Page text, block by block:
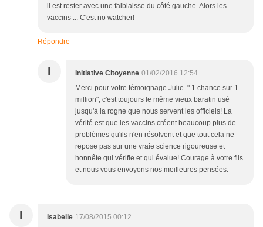
il est rester avec une faiblaisse du côté gauche. Alors les
vaccins ... C'est no watcher!
Répondre
I Initiative Citoyenne 01/02/2016 12:54
Merci pour votre témoignage Julie. " 1 chance sur 1
million", c'est toujours le même vieux baratin usé
jusqu'à la rogne que nous servent les officiels! La
vérité est que les vaccins créent beaucoup plus de
problèmes qu'ils n'en résolvent et que tout cela ne
repose pas sur une vraie science rigoureuse et
honnête qui vérifie et qui évalue! Courage à votre fils
et nous vous envoyons nos meilleures pensées.
I Isabelle 17/08/2015 00:12